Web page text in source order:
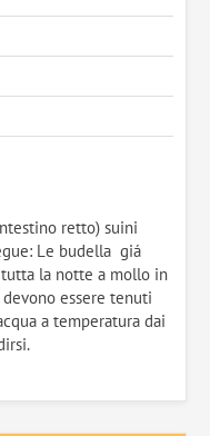
retto) suini
Le budella giá
la notte a mollo in
devono essere tenuti
a temperatura dai